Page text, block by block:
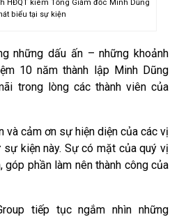
HĐQT kiêm Tổng Giám đốc Minh Dũng
biểu tại sự kiện
những dấu ấn – những khoảnh
10 năm thành lập Minh Dũng
trong lòng các thành viên của
và cảm ơn sự hiện diện của các vị
kiện này. Sự có mặt của quý vị
phần làm nên thành công của
tiếp tục ngắm nhìn những